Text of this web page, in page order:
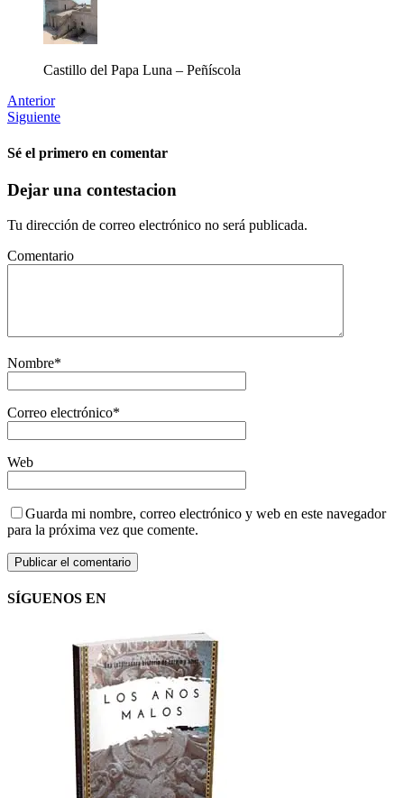
Castillo del Papa Luna – Peñíscola
Anterior
Siguiente
Sé el primero en comentar
Dejar una contestacion
Tu dirección de correo electrónico no será publicada.
Comentario
Nombre*
Correo electrónico*
Web
Guarda mi nombre, correo electrónico y web en este navegador
para la próxima vez que comente.
SÍGUENOS EN